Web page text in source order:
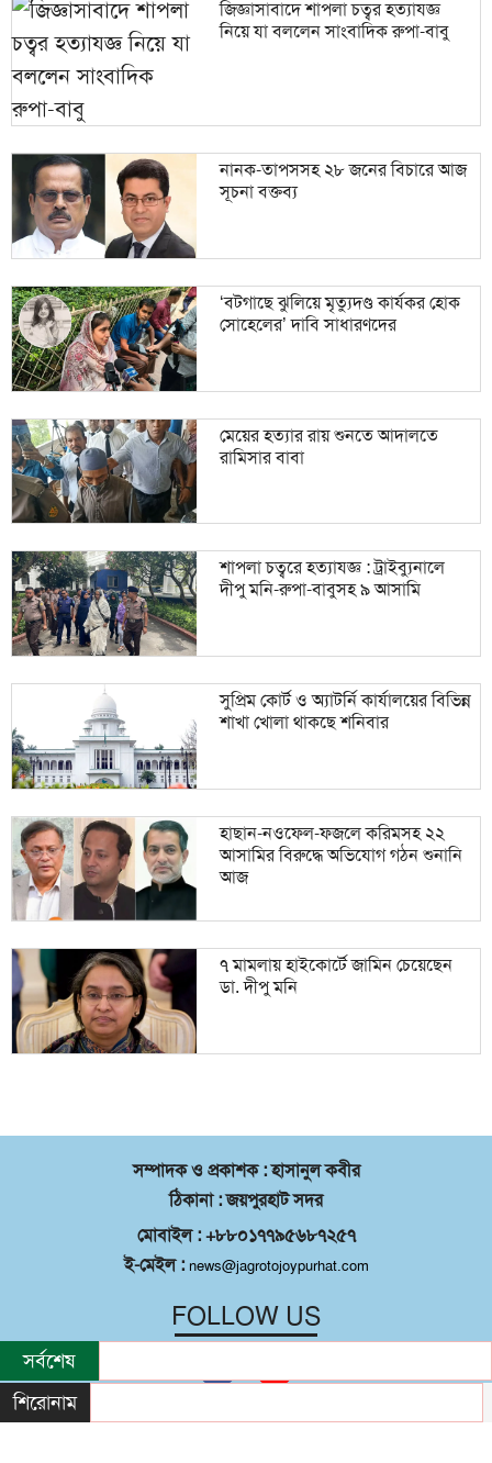
জিজ্ঞাসাবাদে শাপলা চত্বর হত্যাযজ্ঞ
নিয়ে যা বললেন সাংবাদিক রুপা-বাবু
নানক-তাপসসহ ২৮ জনের বিচারে আজ
সূচনা বক্তব্য
‘বটগাছে ঝুলিয়ে মৃত্যুদণ্ড কার্যকর হোক
সোহেলের’ দাবি সাধারণদের
মেয়ের হত্যার রায় শুনতে আদালতে
রামিসার বাবা
শাপলা চত্বরে হত্যাযজ্ঞ : ট্রাইব্যুনালে
দীপু মনি-রুপা-বাবুসহ ৯ আসামি
সুপ্রিম কোর্ট ও অ্যাটর্নি কার্যালয়ের বিভিন্ন
শাখা খোলা থাকছে শনিবার
হাছান-নওফেল-ফজলে করিমসহ ২২
আসামির বিরুদ্ধে অভিযোগ গঠন শুনানি
আজ
৭ মামলায় হাইকোর্টে জামিন চেয়েছেন
ডা. দীপু মনি
সম্পাদক ও প্রকাশক : হাসানুল কবীর
ঠিকানা : জয়পুরহাট সদর
মোবাইল : +৮৮০১৭৭৯৫৬৮৭২৫৭
ই-মেইল : news@jagrotojoypurhat.com
FOLLOW US
©২০২৬ |জয়পুরহাট সদরকর্তৃক সর্বস্বত্ব®সংরক্ষিত
সর্বশেষ
শিরোনাম